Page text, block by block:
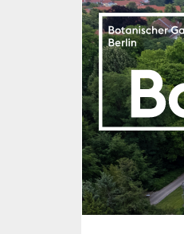
Skip to main content